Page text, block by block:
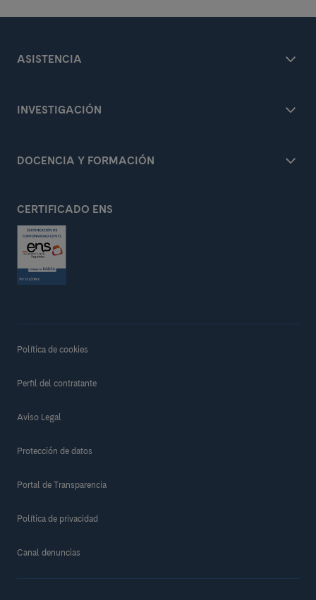
ASISTENCIA
INVESTIGACIÓN
DOCENCIA Y FORMACIÓN
CERTIFICADO ENS
Política de cookies
Perfil del contratante
Aviso Legal
Protección de datos
Portal de Transparencia
Política de privacidad
Canal denuncias